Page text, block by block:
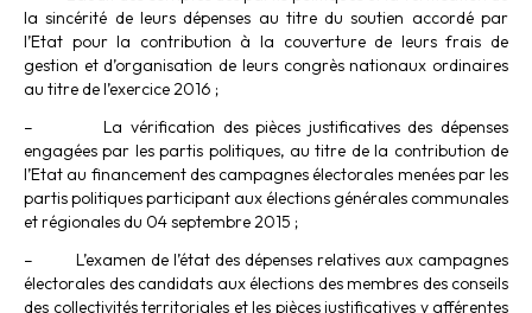
la sincérité de leurs dépenses au titre du soutien accordé par
l’Etat pour la contribution à la couverture de leurs frais de
gestion et d’organisation de leurs congrès nationaux ordinaires
au titre de l’exercice 2016 ;
– La vérification des pièces justificatives des dépenses
engagées par les partis politiques, au titre de la contribution de
l’Etat au financement des campagnes électorales menées par les
partis politiques participant aux élections générales communales
et régionales du 04 septembre 2015 ;
– L’examen de l’état des dépenses relatives aux campagnes
électorales des candidats aux élections des membres des conseils
des collectivités territoriales et les pièces justificatives y afférentes